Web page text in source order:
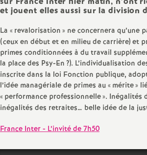
et jouent elles aussi sur la division
La «revalorisation» ne concernera qu’une
(ceux en début et en milieu de carrière) et
primes conditionnées à du travail
la place des Psy-En?). L’individualisation
inscrite dans la loi Fonction publique,
l’idée managériale de primes au «mérite»
«performance professionnelle». Inégalités
inégalités des retraites… belle idée de la
France Inter - L’invité de 7h50